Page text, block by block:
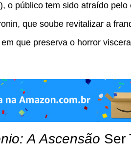
o público tem sido atraído pelo
que soube revitalizar a
que preserva o horror
A Ascensão Ser